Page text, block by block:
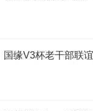
国缘V3杯老干部联